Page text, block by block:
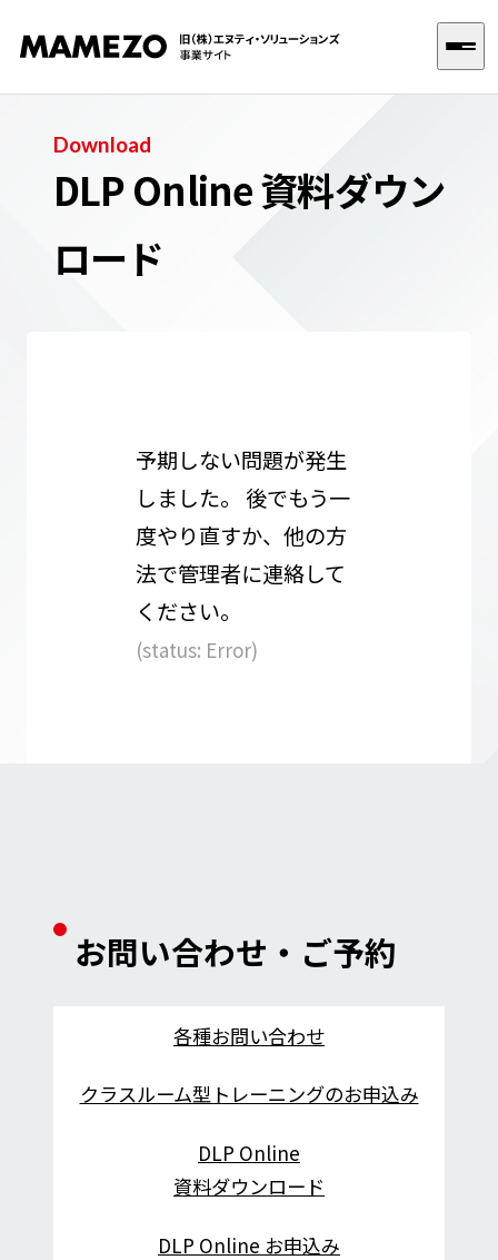
サービス
SAP導入支援
Dynamics 365 トレーニング
DLP Online
お問い合わせ
Download
DLP Online 資料ダウン
ロード
予期しない問題が発生
しました。 後でもう一
度やり直すか、他の方
法で管理者に連絡して
ください。
(status: Error)
お問い合わせ・ご予約
各種お問い合わせ
クラスルーム型トレーニングのお申込み
DLP Online
資料ダウンロード
DLP Online お申込み